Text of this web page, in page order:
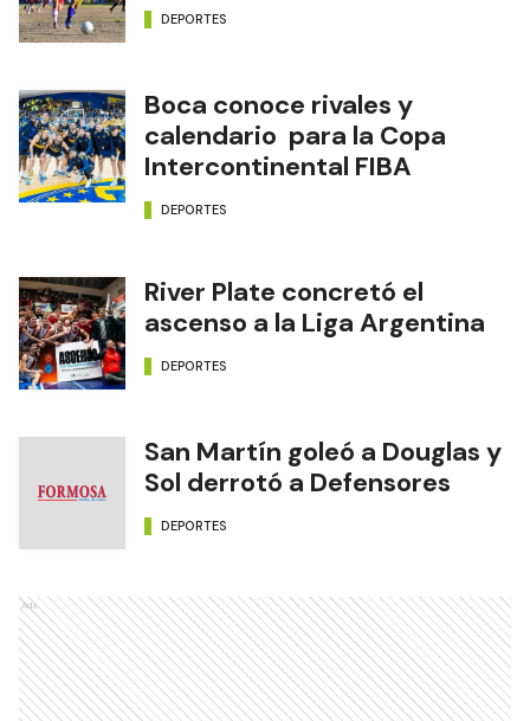
DEPORTES
Boca conoce rivales y
calendario para la Copa
Intercontinental FIBA
DEPORTES
River Plate concretó el
ascenso a la Liga Argentina
DEPORTES
San Martín goleó a Douglas y
Sol derrotó a Defensores
DEPORTES
Ads